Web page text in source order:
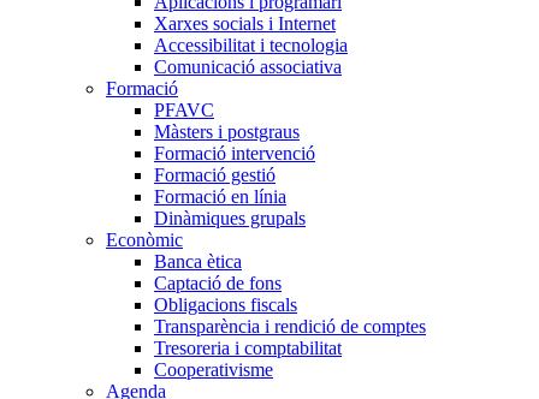
Xarxes socials i Internet
Accessibilitat i tecnologia
Comunicació associativa
Formació
PFAVC
Màsters i postgraus
Formació intervenció
Formació gestió
Formació en línia
Dinàmiques grupals
Econòmic
Banca ètica
Captació de fons
Obligacions fiscals
Transparència i rendició de comptes
Tresoreria i comptabilitat
Cooperativisme
Agenda